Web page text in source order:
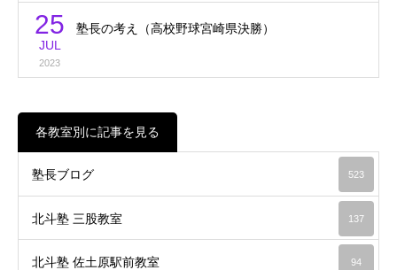
25
JUL
2023
塾長の考え（高校野球宮崎県決勝）
各教室別に記事を見る
塾長ブログ 523
北斗塾 三股教室 137
北斗塾 佐土原駅前教室 94